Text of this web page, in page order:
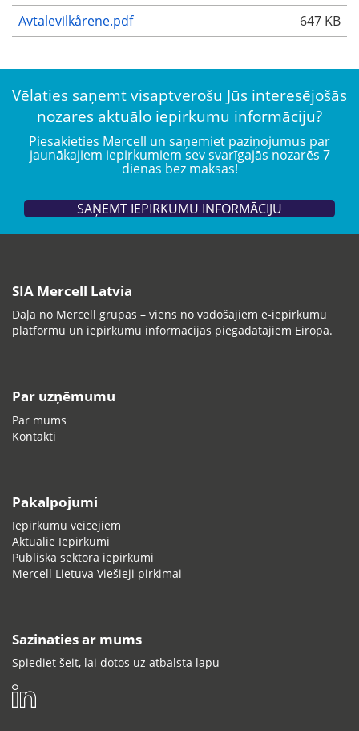
Avtalevilkårene.pdf
647 KB
Vēlaties saņemt visaptverošu Jūs interesējošās
nozares aktuālo iepirkumu informāciju?
Piesakieties Mercell un saņemiet paziņojumus par
jaunākajiem iepirkumiem sev svarīgajās nozarēs 7
dienas bez maksas!
SAŅEMT IEPIRKUMU INFORMĀCIJU
SIA Mercell Latvia
Daļa no Mercell grupas – viens no vadošajiem e-iepirkumu
platformu un iepirkumu informācijas piegādātājiem Eiropā.
Par uzņēmumu
Par mums
Kontakti
Pakalpojumi
Iepirkumu veicējiem
Aktuālie Iepirkumi
Publiskā sektora iepirkumi
Mercell Lietuva Viešieji pirkimai
Sazinaties ar mums
Spiediet šeit, lai dotos uz atbalsta lapu